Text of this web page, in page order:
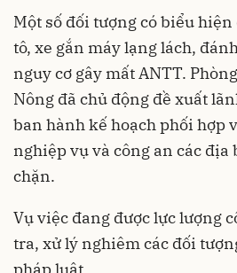
Một số đối tượng có biểu
tô, xe gắn máy lạng lách,
nguy cơ gây mất ANTT.
Nông đã chủ động đề xuất
ban hành kế hoạch phối hợp
nghiệp vụ và công an các địa
chặn.
Vụ việc đang được lực lượng
tra, xử lý nghiêm các đối
pháp luật.